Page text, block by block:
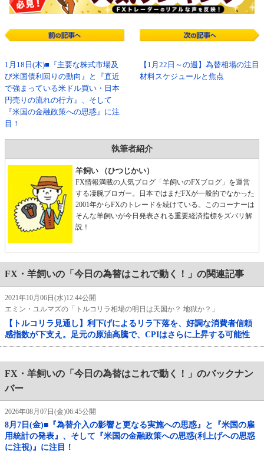
1月18日(木)■『主要な株式市場及
び米国債利回りの動向』と『直近
で強まっている米ドル買い・日本
円売りの流れの行方』、そして
『米国の金融政策への思惑』に注
目！
【1月22日～の週】為替相場の注目
材料スケジュールと焦点
執筆者紹介
羊飼い （ひつじかい）
FX情報満載の人気ブログ「羊飼いのFXブログ」を運営
する凄腕ブロガー。日本ではまだFXが一般的でなかった
2001年からFXのトレードを続けている。このコーナーは
そんな羊飼いが今日発表される重要経済指標をズバリ解
説！
FX・羊飼いの「今日の為替はこれで動く！」の関連記事
2021年10月06日(水)12:44公開
エミン・ユルマズの「トルコリラ相場の明日は天国か？ 地獄か？」
【トルコリラ見通し】利下げによるリラ下落を、好調な消費者信頼
感指数が下支え。足元の原油高騰で、CPIはさらに上昇する可能性
FX・羊飼いの「今日の為替はこれで動く！」のバックナン
バー
2026年08月07日(金)06:45公開
8月7日(金)■『為替介入の影響と更なる実施への思惑』と『米国の雇
用統計の発表』、そして『米国の金融政策への思惑(利上げへの思惑
に注視)』に注目！